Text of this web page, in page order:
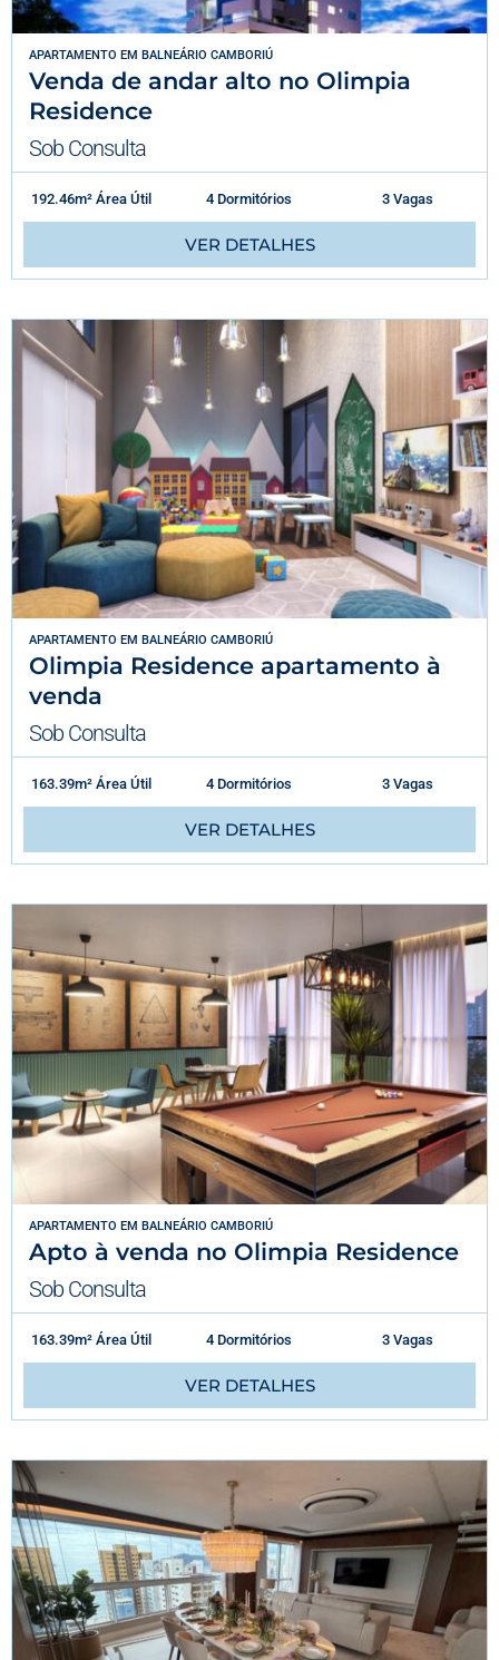
APARTAMENTO EM BALNEÁRIO CAMBORIÚ
Venda de andar alto no Olimpia
Residence
Sob Consulta
192.46m² Área Útil 4 Dormitórios 3 Vagas
VER DETALHES
APARTAMENTO EM BALNEÁRIO CAMBORIÚ
Olimpia Residence apartamento à
venda
Sob Consulta
163.39m² Área Útil 4 Dormitórios 3 Vagas
VER DETALHES
APARTAMENTO EM BALNEÁRIO CAMBORIÚ
Apto à venda no Olimpia Residence
Sob Consulta
163.39m² Área Útil 4 Dormitórios 3 Vagas
VER DETALHES